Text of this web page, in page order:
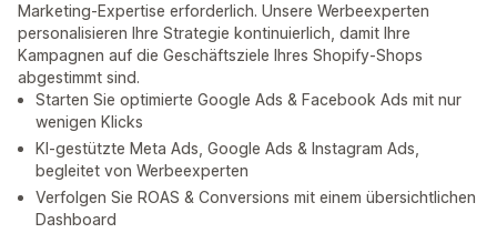
Marketing-Expertise erforderlich. Unsere Werbeexperten
personalisieren Ihre Strategie kontinuierlich, damit Ihre
Kampagnen auf die Geschäftsziele Ihres Shopify-Shops
abgestimmt sind.
Starten Sie optimierte Google Ads & Facebook Ads mit nur
wenigen Klicks
KI-gestützte Meta Ads, Google Ads & Instagram Ads,
begleitet von Werbeexperten
Verfolgen Sie ROAS & Conversions mit einem übersichtlichen
Dashboard